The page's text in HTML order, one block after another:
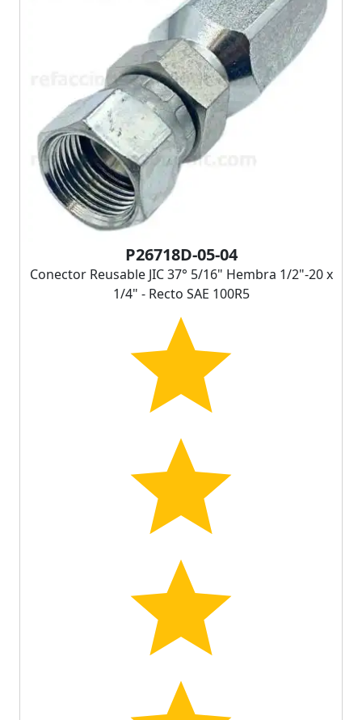
P26718D-05-04
Conector Reusable JIC 37° 5/16" Hembra 1/2"-20 x
1/4" - Recto SAE 100R5